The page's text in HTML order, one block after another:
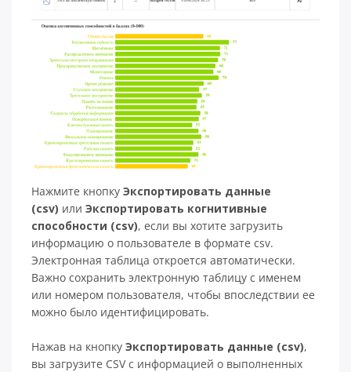
Нажмите кнопку Экспортировать данные
(csv) или Экспортировать когнитивные
способности (csv), если вы хотите загрузить
информацию о пользователе в формате csv.
Электронная таблица откроется автоматически.
Важно сохранить электронную таблицу с именем
или номером пользователя, чтобы впоследствии ее
можно было идентифицировать.
Нажав на кнопку Экспортировать данные (csv),
вы загрузите CSV с информацией о выполненных